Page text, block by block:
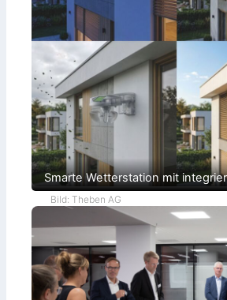
Smarte Wetterstation mit
Bild: Theben AG